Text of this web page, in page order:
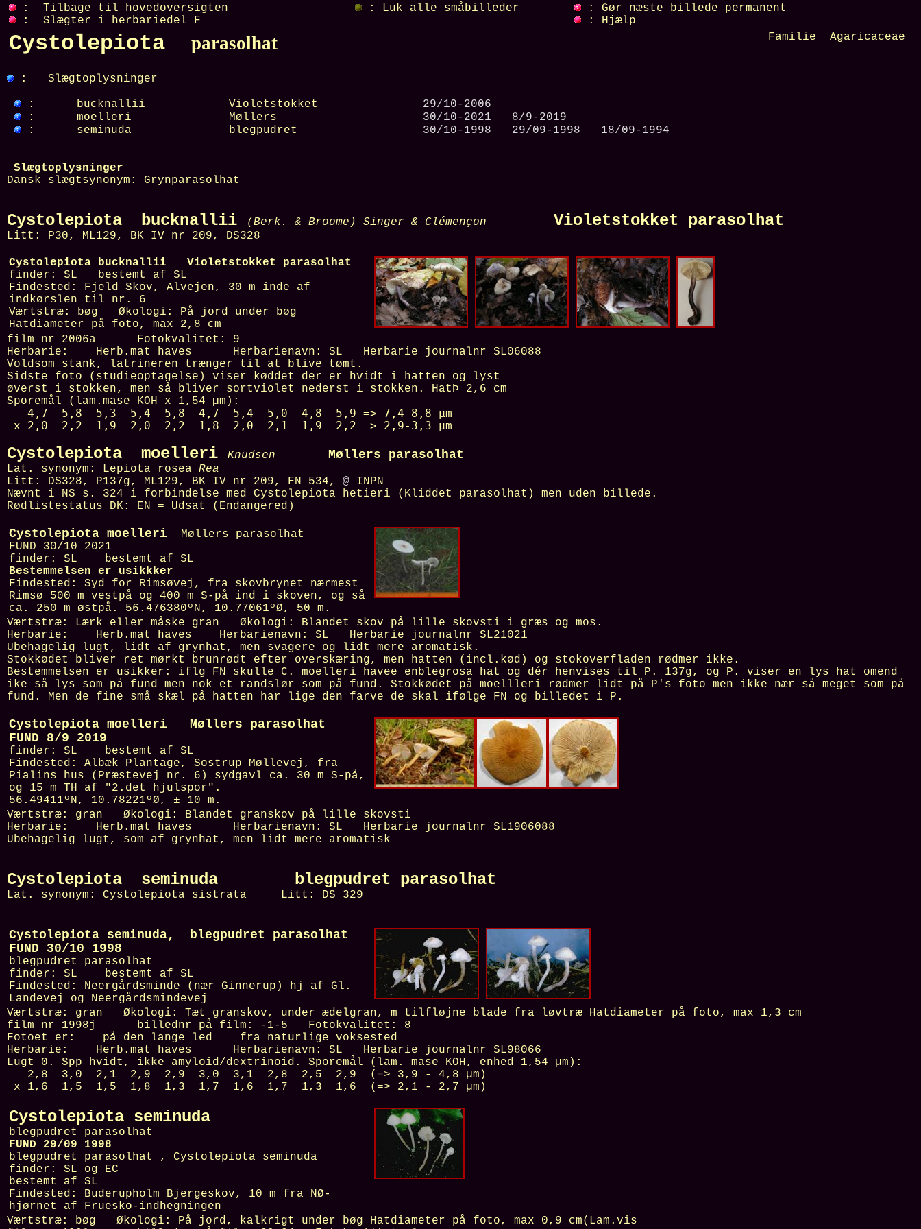
: Tilbage til hovedoversigten
: Slægter i herbariedel F
: Luk alle småbilleder
: Gør næste billede permanent
: Hjælp
Cystolepiota parasolhat Familie Agaricaceae
: Slægtoplysninger
: bucknallii Violetstokket
29/10-2006
:
moelleri Møllers 30/10-2021
8/9-2019
:
seminuda blegpudret 30/10-1998 29/09-1998 18/09-1994
Slægtoplysninger
Dansk slægtsynonym: Grynparasolhat
Cystolepiota bucknallii (Berk. & Broome) Singer & Clémençon Violetstokket parasolhat
Litt: P30, ML129, BK IV nr 209, DS328
Cystolepiota bucknallii Violetstokket parasolhat
finder: SL bestemt af SL
Findested: Fjeld Skov, Alvejen, 30 m inde af
indkørslen til nr. 6
Værtstræ: bøg Økologi: På jord under bøg
Hatdiameter på foto, max 2,8 cm
film nr 2006a Fotokvalitet: 9
Herbarie: Herb.mat haves Herbarienavn: SL Herbarie journalnr SL06088
Voldsom stank, latrineren trænger til at blive tømt.
Sidste foto (studieoptagelse) viser køddet der er hvidt i hatten og lyst
øverst i stokken, men så bliver sortviolet nederst i stokken. HatÞ 2,6 cm
Sporemål (lam.mase KOH x 1,54 µm):
4,7 5,8 5,3 5,4 5,8 4,7 5,4 5,0 4,8 5,9 => 7,4-8,8 µm
x 2,0 2,2 1,9 2,0 2,2 1,8 2,0 2,1 1,9 2,2 => 2,9-3,3 µm
Cystolepiota moelleri Knudsen Møllers parasolhat
Lat. synonym: Lepiota rosea Rea
Litt: DS328, P137g, ML129, BK IV nr 209, FN 534, @ INPN
Nævnt i NS s. 324 i forbindelse med Cystolepiota hetieri (Kliddet parasolhat) men uden billede.
Rødlistestatus DK: EN = Udsat (Endangered)
Cystolepiota moelleri Møllers parasolhat
FUND 30/10 2021
finder: SL bestemt af SL
Bestemmelsen er usikkker
Findested: Syd for Rimsøvej, fra skovbrynet nærmest
Rimsø 500 m vestpå og 400 m S-på ind i skoven, og så
ca. 250 m østpå. 56.476380ºN, 10.77061ºØ, 50 m .
Værtstræ: Lærk eller måske gran Økologi: Blandet skov på lille skovsti i græs og mos.
Herbarie: Herb.mat haves Herbarienavn: SL Herbarie journalnr SL21021
Ubehagelig lugt, lidt af grynhat, men svagere og lidt mere aromatisk.
Stokkødet bliver ret mørkt brunrødt efter overskæring, men hatten (incl.kød) og stokoverfladen rødmer ikke.
Bestemmelsen er usikker: iflg FN skulle C. moelleri havee enblegrosa hat og dér henvises til P. 137g, og P. viser en lys hat omend
ike så lys som på fund men nok et randslør som på fund. Stokkødet på moellleri rødmer lidt på P's foto men ikke nær så meget som på
fund. Men de fine små skæl på hatten har lige den farve de skal ifølge FN og billedet i P.
Cystolepiota moelleri Møllers parasolhat
FUND 8/9 2019
finder: SL bestemt af SL
Findested: Albæk Plantage, Sostrup Møllevej, fra
Pialins hus (Præstevej nr. 6) sydgavl ca. 30 m S-på,
og 15 m TH af "2.det hjulspor".
56.49411ºN, 10.78221ºØ, ± 10 m .
Værtstræ: gran Økologi: Blandet granskov på lille skovsti
Herbarie: Herb.mat haves Herbarienavn: SL Herbarie journalnr SL1906088
Ubehagelig lugt, som af grynhat, men lidt mere aromatisk
Cystolepiota seminuda blegpudret parasolhat
Lat. synonym: Cystolepiota sistrata Litt: DS 329
Cystolepiota seminuda, blegpudret parasolhat
FUND 30/10 1998
blegpudret parasolhat
finder: SL bestemt af SL
Findested: Neergårdsminde (nær Ginnerup) hj af Gl.
Landevej og Neergårdsmindevej
Værtstræ: gran Økologi: Tæt granskov, under ædelgran, m tilfløjne blade fra løvtræ Hatdiameter på foto, max 1,3 cm
film nr 1998j billednr på film: -1-5 Fotokvalitet: 8
Fotoet er: på den lange led fra naturlige voksested
Herbarie: Herb.mat haves Herbarienavn: SL Herbarie journalnr SL98066
Lugt 0. Spp hvidt, ikke amyloid/dextrinoid. Sporemål (lam. mase KOH, enhed 1,54 µm):
2,8 3,0 2,1 2,9 2,9 3,0 3,1 2,8 2,5 2,9 (=> 3,9 - 4,8 µm)
x 1,6 1,5 1,5 1,8 1,3 1,7 1,6 1,7 1,3 1,6 (=> 2,1 - 2,7 µm)
Cystolepiota seminuda
blegpudret parasolhat
FUND 29/09 1998
blegpudret parasolhat , Cystolepiota seminuda
finder: SL og EC
bestemt af SL
Findested: Buderupholm Bjergeskov, 10 m fra NØ-
hjørnet af Fruesko-indhegningen
Værtstræ: bøg Økologi: På jord, kalkrigt under bøg Hatdiameter på foto, max 0,9 cm(Lam.vis